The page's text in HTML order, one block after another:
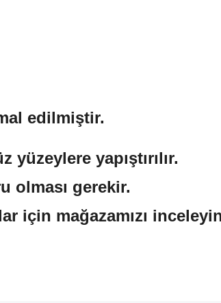
edilmiştir.
yapıştırılır.
olması gerekir.
için mağazamızı